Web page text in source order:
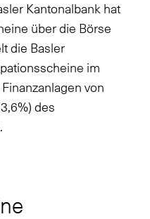
Kantonalbank hat
über die Börse
die Basler
im
von
des